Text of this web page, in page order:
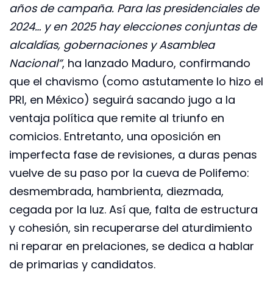
años de campaña. Para las presidenciales de
2024… y en 2025 hay elecciones conjuntas de
alcaldías, gobernaciones y Asamblea
Nacional”, ha lanzado Maduro, confirmando
que el chavismo (como astutamente lo hizo el
PRI, en México) seguirá sacando jugo a la
ventaja política que remite al triunfo en
comicios. Entretanto, una oposición en
imperfecta fase de revisiones, a duras penas
vuelve de su paso por la cueva de Polifemo:
desmembrada, hambrienta, diezmada,
cegada por la luz. Así que, falta de estructura
y cohesión, sin recuperarse del aturdimiento
ni reparar en prelaciones, se dedica a hablar
de primarias y candidatos.